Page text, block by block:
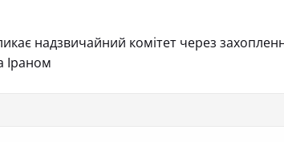
надзвичайний комітет через
Іраном